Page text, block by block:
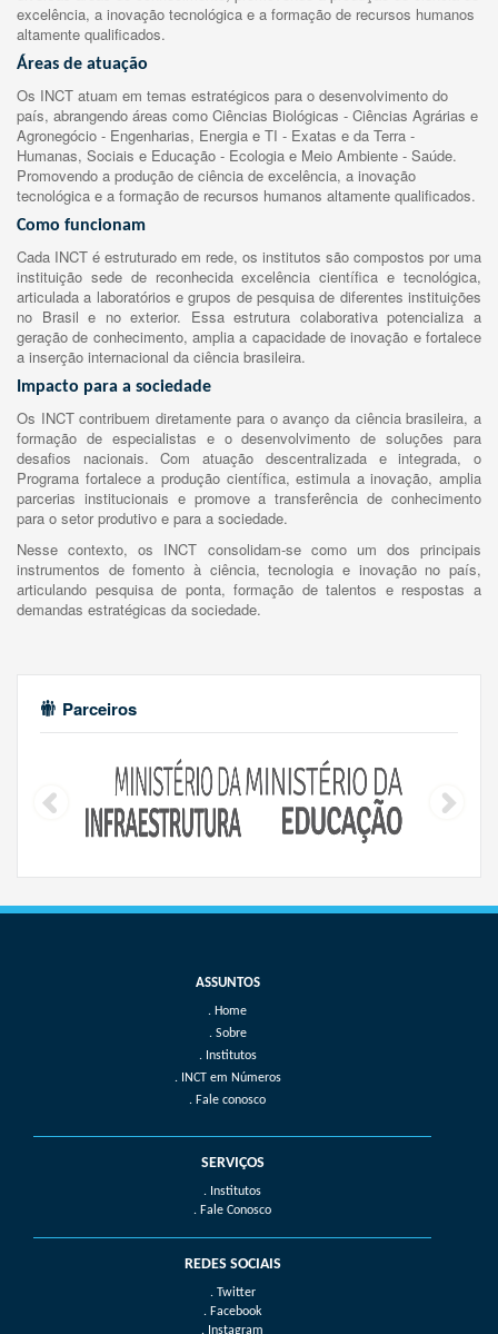
excelência, a inovação tecnológica e a formação de recursos humanos
altamente qualificados.
Áreas de atuação
Os INCT atuam em temas estratégicos para o desenvolvimento do
país, abrangendo áreas como Ciências Biológicas - Ciências Agrárias e
Agronegócio - Engenharias, Energia e TI - Exatas e da Terra -
Humanas, Sociais e Educação - Ecologia e Meio Ambiente - Saúde.
Promovendo a produção de ciência de excelência, a inovação
tecnológica e a formação de recursos humanos altamente qualificados.
Como funcionam
Cada INCT é estruturado em rede, os institutos são compostos por uma
instituição sede de reconhecida excelência científica e tecnológica,
articulada a laboratórios e grupos de pesquisa de diferentes instituições
no Brasil e no exterior. Essa estrutura colaborativa potencializa a
geração de conhecimento, amplia a capacidade de inovação e fortalece
a inserção internacional da ciência brasileira.
Impacto para a sociedade
Os INCT contribuem diretamente para o avanço da ciência brasileira, a
formação de especialistas e o desenvolvimento de soluções para
desafios nacionais. Com atuação descentralizada e integrada, o
Programa fortalece a produção científica, estimula a inovação, amplia
parcerias institucionais e promove a transferência de conhecimento
para o setor produtivo e para a sociedade.
Nesse contexto, os INCT consolidam-se como um dos principais
instrumentos de fomento à ciência, tecnologia e inovação no país,
articulando pesquisa de ponta, formação de talentos e respostas a
demandas estratégicas da sociedade.
Parceiros
Home
Sobre
Institutos
INCT em Números
Fale conosco
SERVIÇOS
. Institutos
. Fale Conosco
REDES SOCIAIS
. Twitter
. Facebook
. Instagram